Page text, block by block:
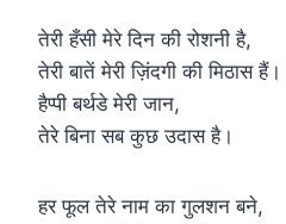
तेरी हँसी मेरे दिन की रोशनी है,
तेरी बातें मेरी ज़िंदगी की मिठास हैं।
हैप्पी बर्थडे मेरी जान,
तेरे बिना सब कुछ उदास है।
हर फूल तेरे नाम का गुलशन बने,